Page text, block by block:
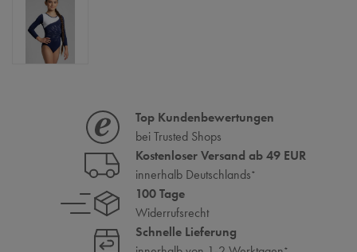
Top Kundenbewertungen
bei Trusted Shops
Kostenloser Versand ab 49 EUR
innerhalb Deutschlands*
100 Tage
Widerrufsrecht
Schnelle Lieferung